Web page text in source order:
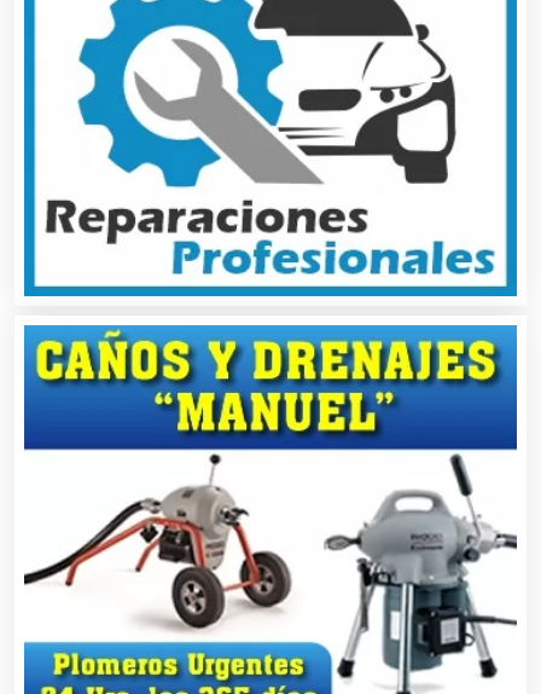
Artículos Importados
Artículos para el Hogar
Artículos para Regalos
Artículos Personales
Artículos Publicitarios
Aseguradoras
Asesores Técnicos
Asesoría Fiscal